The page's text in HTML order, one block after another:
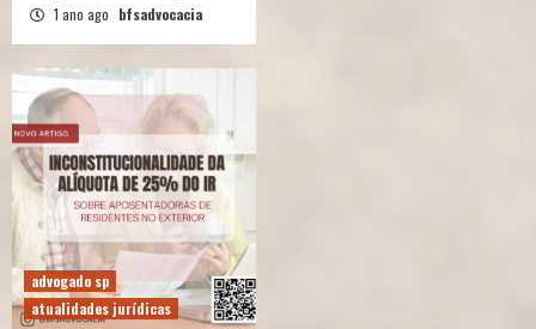
1 ano ago bfsadvocacia
advogado sp
atualidades jurídicas